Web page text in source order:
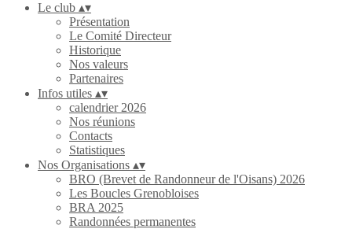
Le club ▴▾
Présentation
Le Comité Directeur
Historique
Nos valeurs
Partenaires
Infos utiles ▴▾
calendrier 2026
Nos réunions
Contacts
Statistiques
Nos Organisations ▴▾
BRO (Brevet de Randonneur de l'Oisans) 2026
Les Boucles Grenobloises
BRA 2025
Randonnées permanentes